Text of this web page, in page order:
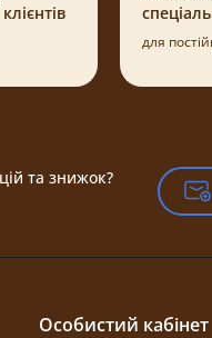
для
та знижок?
Особистий кабінет